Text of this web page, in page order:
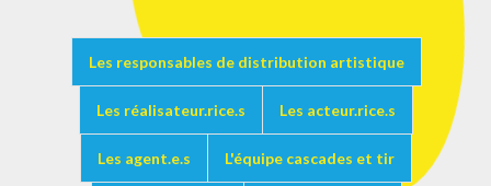
Les responsables de distribution artistique
Les réalisateur.rice.s Les acteur.rice.s
Les agent.e.s L'équipe cascades et tir